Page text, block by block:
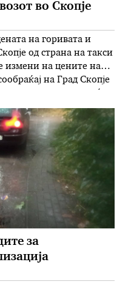
во Скопје
на горивата и
од страна на такси
измени на цените на
на Град Скопје
на главниот
11 години. …
за